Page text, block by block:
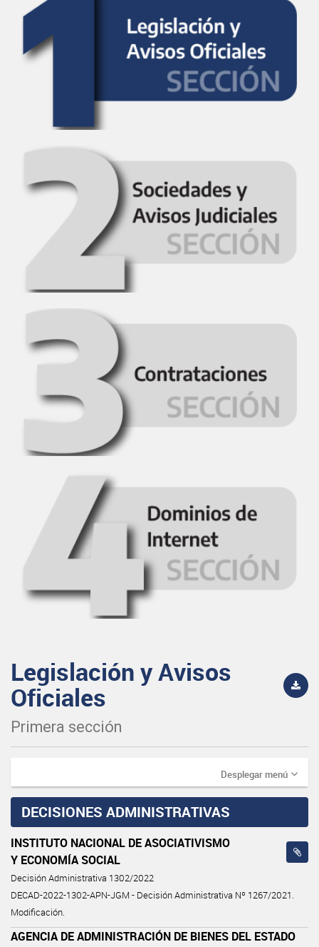
Legislación y Avisos
Oficiales
Primera sección
Desplegar menú
DECISIONES ADMINISTRATIVAS
INSTITUTO NACIONAL DE ASOCIATIVISMO
Y ECONOMÍA SOCIAL
Decisión Administrativa 1302/2022
DECAD-2022-1302-APN-JGM - Decisión Administrativa Nº 1267/2021.
Modificación.
AGENCIA DE ADMINISTRACIÓN DE BIENES DEL ESTADO